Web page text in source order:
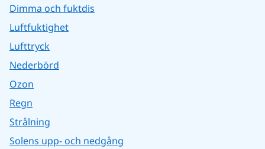
Dimma och fuktdis
Luftfuktighet
Lufttryck
Nederbörd
Ozon
Regn
Strålning
Solens upp- och nedgång